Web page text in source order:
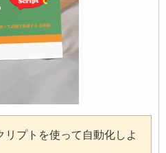
リプトを使って自動化しよ